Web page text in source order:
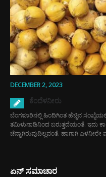
DECEMBER 2, 2023
ಕೆಂದೆಳನೀರು
ಬೆಂಗಳೂರಿನಲ್ಲಿ ಹಿಂದಿಗಿಂತ ಹೆಚ್ಚಿನ
ತಮಿಳುನಾಡಿನಿಂದ ಬರುತ್ತದೆಯಂತೆ. ಇದು
ಚೆನ್ನಾಗಿರುವುದಿಲ್ಲವಂತೆ. ಹಾಗಾಗಿ ಎಳನೀರೇ
ಏನ್ ಸಮಾಚಾರ